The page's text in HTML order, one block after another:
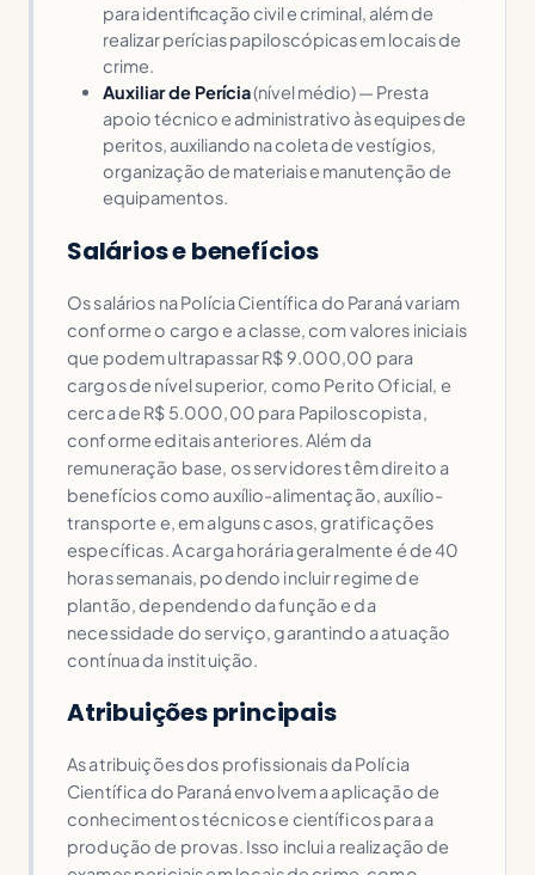
para identificação civil e criminal, além de
realizar perícias papiloscópicas em locais de
crime.
Auxiliar de Perícia(nível médio) — Presta
apoio técnico e administrativo às equipes de
peritos, auxiliando na coleta de vestígios,
organização de materiais e manutenção de
equipamentos.
Salários e benefícios
Os salários na Polícia Científica do Paraná variam
conforme o cargo e a classe, com valores iniciais
que podem ultrapassar R$ 9.000,00 para
cargos de nível superior, como Perito Oficial, e
cerca de R$ 5.000,00 para Papiloscopista,
conforme editais anteriores. Além da
remuneração base, os servidores têm direito a
benefícios como auxílio-alimentação, auxílio-
transporte e, em alguns casos, gratificações
específicas. A carga horária geralmente é de 40
horas semanais, podendo incluir regime de
plantão, dependendo da função e da
necessidade do serviço, garantindo a atuação
contínua da instituição.
Atribuições principais
As atribuições dos profissionais da Polícia
Científica do Paraná envolvem a aplicação de
conhecimentos técnicos e científicos para a
produção de provas. Isso inclui a realização de